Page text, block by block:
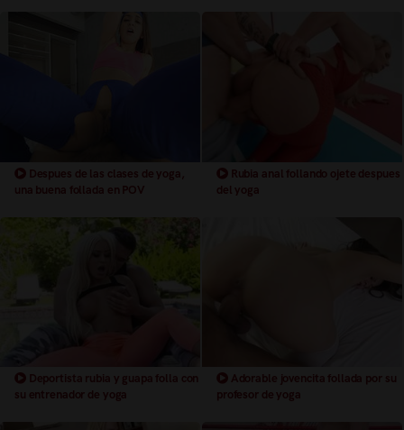
Despues de las clases de yoga,
una buena follada en POV
Rubia anal follando ojete despues
del yoga
Deportista rubia y guapa folla con
su entrenador de yoga
Adorable jovencita follada por su
profesor de yoga